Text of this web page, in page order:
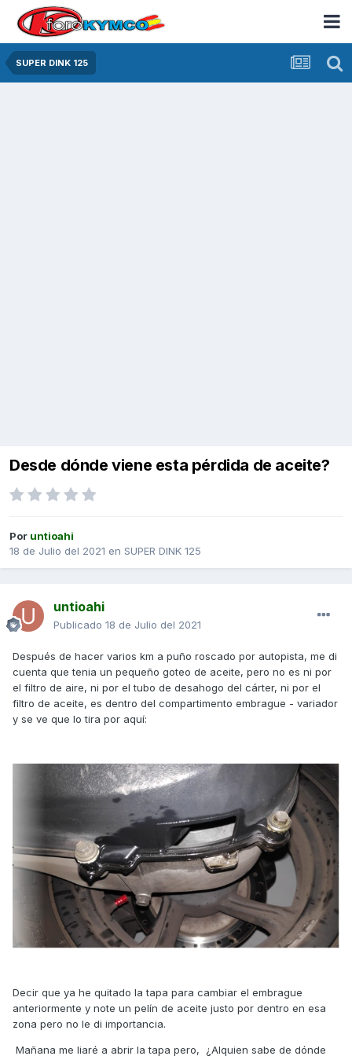
SUPER DINK 125
Desde dónde viene esta pérdida de aceite?
Por untioahi
18 de Julio del 2021 en SUPER DINK 125
untioahi
Publicado 18 de Julio del 2021
Después de hacer varios km a puño roscado por autopista, me di
cuenta que tenia un pequeño goteo de aceite, pero no es ni por
el filtro de aire, ni por el tubo de desahogo del cárter, ni por el
filtro de aceite, es dentro del compartimento embrague - variador
y se ve que lo tira por aquí:
Decir que ya he quitado la tapa para cambiar el embrague
anteriormente y note un pelín de aceite justo por dentro en esa
zona pero no le di importancia.
Mañana me liaré a abrir la tapa pero, ¿Alquien sabe de dónde